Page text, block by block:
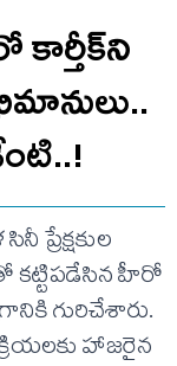
కార్తీక్‌ని
ప్రేక్షకుల
కట్టిపడేసిన హీరో
గురిచేశారు.
హాజరైన